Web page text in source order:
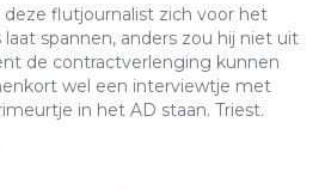
deze flutjournalist zich voor het
laat spannen, anders zou hij niet uit
de contractverlenging kunnen
wel een interviewtje met
in het AD staan. Triest.